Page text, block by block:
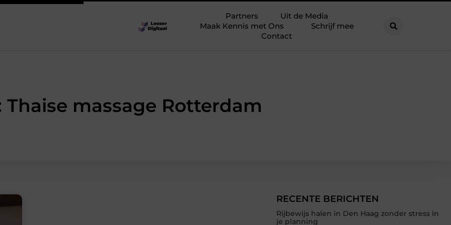
Partners
Uit de Media
Maak Kennis met Ons
Schrijf mee
Contact
Thaise massage Rotterdam
RECENTE BERICHTEN
Rijbewijs halen in Den Haag zonder stress in
je planning